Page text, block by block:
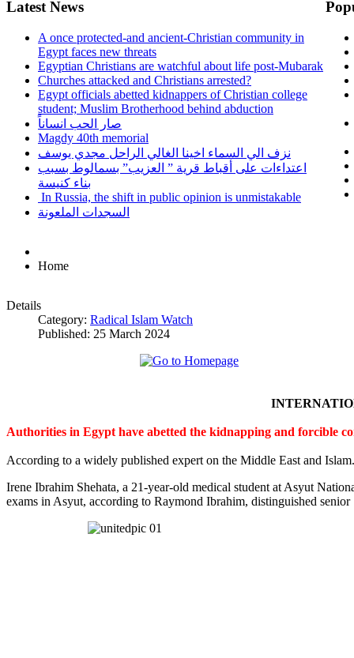
Latest News
A once protected-and ancient-Christian community in
Egypt faces new threats
Egyptian Christians are watchful about life post-Mubarak
Churches attacked and Christians arrested?
Egypt officials abetted kidnappers of Christian college
student; Muslim Brotherhood behind abduction
صار الحب انساناً
Magdy 40th memorial
نزف الي السماء اخينا الغالي الراحل مجدي يوسف
اعتداءات على أقباط قرية ” العزيب” بسمالوط بسبب
بناء كنيسة
In Russia, the shift in public opinion is unmistakable
السجدات الملعونة
Home
Details
Category: Radical Islam Watch
Published: 25 March 2024
Authorities in Egypt have abetted the kidnapping and forcible
According to a widely published expert on the Middle East and Islam.
Irene Ibrahim Shehata, a 21-year-old medical student at Asyut
exams in Asyut, according to Raymond Ibrahim, distinguished